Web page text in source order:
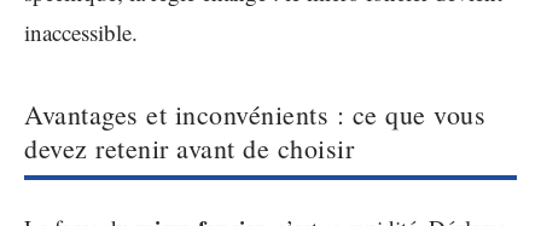
inaccessible.
Avantages et inconvénients : ce que vous
devez retenir avant de choisir